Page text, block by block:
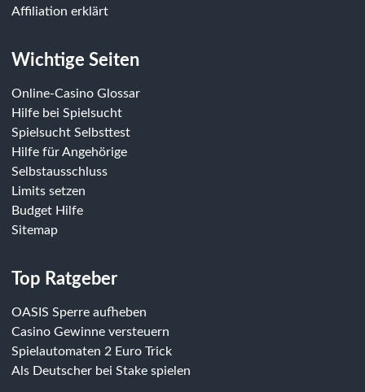
Affiliation erklärt
Wichtige Seiten
Online-Casino Glossar
Hilfe bei Spielsucht
Spielsucht Selbsttest
Hilfe für Angehörige
Selbstausschluss
Limits setzen
Budget Hilfe
Sitemap
Top Ratgeber
OASIS Sperre aufheben
Casino Gewinne versteuern
Spielautomaten 2 Euro Trick
Als Deutscher bei Stake spielen